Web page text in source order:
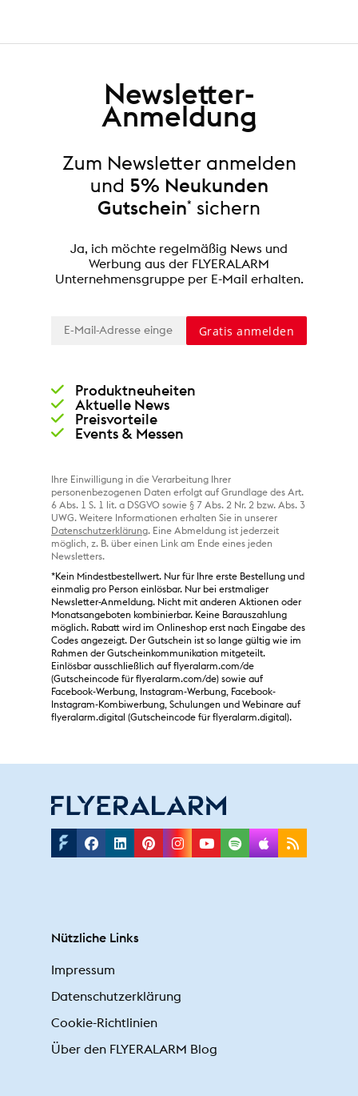
Newsletter-
Anmeldung
Zum Newsletter anmelden
und 5% Neukunden
Gutschein* sichern
Ja, ich möchte regelmäßig News und
Werbung aus der FLYERALARM
Unternehmensgruppe per E-Mail erhalten.
Gratis anmelden
Produktneuheiten
Aktuelle News
Preisvorteile
Events & Messen
Ihre Einwilligung in die Verarbeitung Ihrer
personenbezogenen Daten erfolgt auf Grundlage des Art.
6 Abs. 1 S. 1 lit. a DSGVO sowie § 7 Abs. 2 Nr. 2 bzw. Abs. 3
UWG. Weitere Informationen erhalten Sie in unserer
Datenschutzerklärung. Eine Abmeldung ist jederzeit
möglich, z. B. über einen Link am Ende eines jeden
Newsletters.
*Kein Mindestbestellwert. Nur für Ihre erste Bestellung und
einmalig pro Person einlösbar. Nur bei erstmaliger
Newsletter-Anmeldung. Nicht mit anderen Aktionen oder
Monatsangeboten kombinierbar. Keine Barauszahlung
möglich. Rabatt wird im Onlineshop erst nach Eingabe des
Codes angezeigt. Der Gutschein ist so lange gültig wie im
Rahmen der Gutscheinkommunikation mitgeteilt.
Einlösbar ausschließlich auf flyeralarm.com/de
(Gutscheincode für flyeralarm.com/de) sowie auf
Facebook-Werbung, Instagram-Werbung, Facebook-
Instagram-Kombiwerbung, Schulungen und Webinare auf
flyeralarm.digital (Gutscheincode für flyeralarm.digital).
Facebook
Linkedin
Pinterest
Instagram
Youtube
SpotifyRss
Nützliche Links
Impressum
Datenschutzerklärung
Cookie-Richtlinien
Über den FLYERALARM Blog